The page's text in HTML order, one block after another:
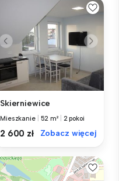
Skierniewice
Mieszkanie 52 m² 2 pokoi
2 600 zł Zobacz więcej